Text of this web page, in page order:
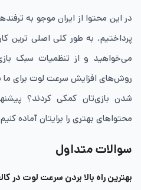
در این محتوا از ایران موجو به
پرداختیم. به طور کلی اصلی ترین
می‌خواهید و از تنظمیات سبک
روش‌های افزایش سرعت لوت برای ما
شدن بازی‌تان کمکی کردند؟
محتواهای بهتری را برایتان آماده
سوالات متداول
بهترین راه بالا بردن سرعت لوت